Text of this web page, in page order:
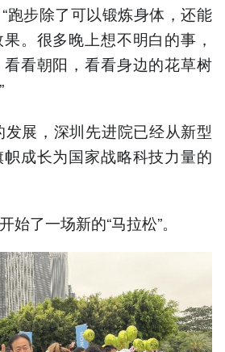
跑步除了可以锻炼身体，还能
。很多晚上想不明白的事，
看朝阳，看看身边的花草树
展，深圳先进院已经从新型
成长为国家战略科技力量的
了一场新的“马拉松”。